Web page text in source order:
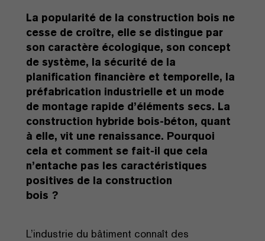
La popularité de la construction bois ne
cesse de croître, elle se distingue par
son caractère écologique, son concept
de système, la sécurité de la
planification financière et temporelle, la
préfabrication industrielle et un mode
de montage rapide d’éléments secs. La
construction hybride bois-béton, quant
à elle, vit une renaissance. Pourquoi
cela et comment se fait-il que cela
n’entache pas les caractéristiques
positives de la construction
bois ?
L’industrie du bâtiment connaît des